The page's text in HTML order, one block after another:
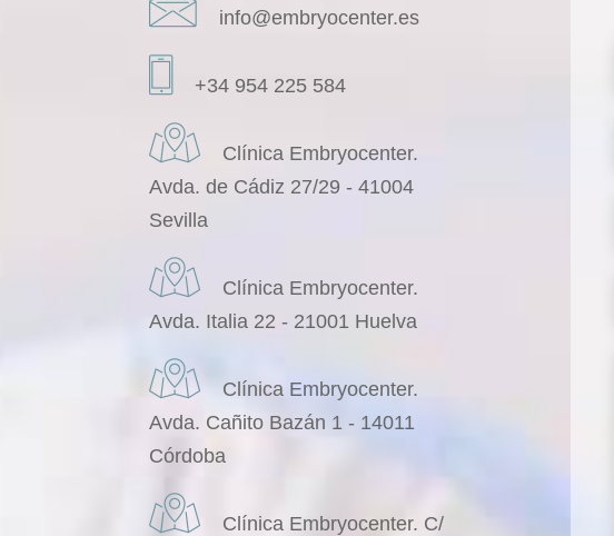
info@embryocenter.es
+34 954 225 584
Clínica Embryocenter.
Avda. de Cádiz 27/29 - 41004
Sevilla
Clínica Embryocenter.
Avda. Italia 22 - 21001 Huelva
Clínica Embryocenter.
Avda. Cañito Bazán 1 - 14011
Córdoba
Clínica Embryocenter. C/